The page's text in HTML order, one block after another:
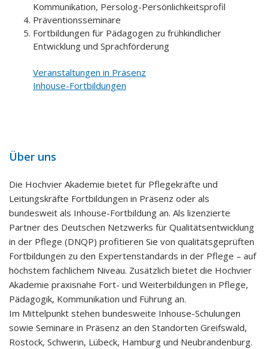
Kommunikation, Persolog-Persönlichkeitsprofil
Präventionsseminare
Fortbildungen für Pädagogen zu frühkindlicher
Entwicklung und Sprachförderung
Veranstaltungen in Präsenz
Inhouse-Fortbildungen
Über uns
Die Hochvier Akademie bietet für Pflegekräfte und
Leitungskräfte Fortbildungen in Präsenz oder als
bundesweit als Inhouse-Fortbildung an. Als lizenzierte
Partner des Deutschen Netzwerks für Qualitätsentwicklung
in der Pflege (DNQP) profitieren Sie von qualitätsgeprüften
Fortbildungen zu den Expertenstandards in der Pflege – auf
höchstem fachlichem Niveau. Zusätzlich bietet die Hochvier
Akademie praxisnahe Fort- und Weiterbildungen in Pflege,
Pädagogik, Kommunikation und Führung an.
Im Mittelpunkt stehen bundesweite Inhouse-Schulungen
sowie Seminare in Präsenz an den Standorten Greifswald,
Rostock, Schwerin, Lübeck, Hamburg und Neubrandenburg.